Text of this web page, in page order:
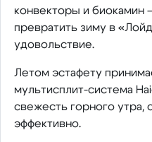
конвекторы и биокамин
превратить зиму в
удовольствие.
Летом эстафету
мультисплит-система
свежесть горного утра,
эффективно.